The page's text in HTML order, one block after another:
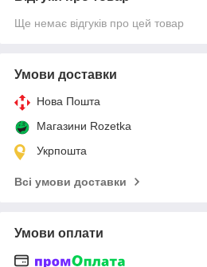
Ще немає відгуків про цей товар
Умови доставки
Нова Пошта
Магазини Rozetka
Укрпошта
Всі умови доставки
Умови оплати